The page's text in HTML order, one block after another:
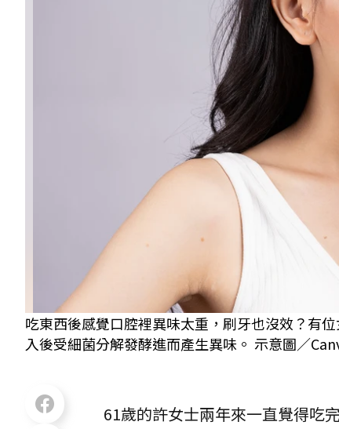
吃東西後感覺口腔裡異味太重，刷牙也沒效？有
入後受細菌分解發酵進而產生異味。 示意圖／
61歲的許女士兩年來一直覺得吃